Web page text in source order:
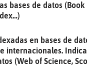
bases de datos (Book
en bases de
internacionales.
(Web of Science,